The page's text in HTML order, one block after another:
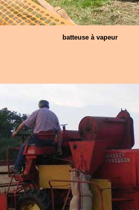
batteuse à vapeur